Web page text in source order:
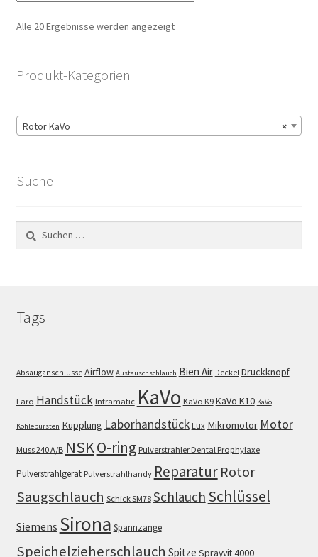
Alle 20 Ergebnisse werden angezeigtNach
Produkt-Kategorien
×
Rotor KaVo
Suche
Suchen
nach:
Tags
Absauganschlüsse Airflow Austauschschlauch Bien Air Deckel Druckknopf
Faro Handstück Intramatic KaVo KaVo K9 KaVo K10 KaVo
Kohlebürsten Kupplung Laborhandstück Lux Mikromotor Motor
Muss 240 A/B NSKO-ring Pulverstrahler Dental Prophylaxe
Pulverstrahlgerät Pulverstrahlhandy Reparatur Rotor
Saugschlauch Schick SM78 Schlauch Schlüssel
Siemens Sirona Spannzange
Speichelzieherschlauch Spitze Sprayvit 4000